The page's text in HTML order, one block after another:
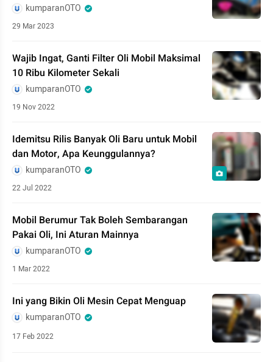
kumparanOTO
29 Mar 2023
Wajib Ingat, Ganti Filter Oli Mobil Maksimal
10 Ribu Kilometer Sekali
kumparanOTO
19 Nov 2022
Idemitsu Rilis Banyak Oli Baru untuk Mobil
dan Motor, Apa Keunggulannya?
kumparanOTO
22 Jul 2022
Mobil Berumur Tak Boleh Sembarangan
Pakai Oli, Ini Aturan Mainnya
kumparanOTO
1 Mar 2022
Ini yang Bikin Oli Mesin Cepat Menguap
kumparanOTO
17 Feb 2022